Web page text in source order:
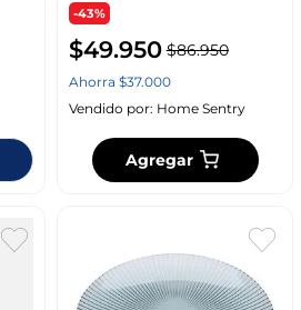
-43%
$49.950 $86.950
Ahorra $37.000
Vendido por: Home Sentry
Agregar